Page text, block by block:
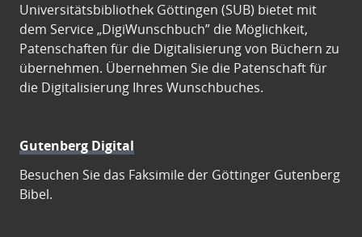
Universitätsbibliothek Göttingen (SUB) bietet mit
dem Service „DigiWunschbuch” die Möglichkeit,
Patenschaften für die Digitalisierung von Büchern zu
übernehmen. Übernehmen Sie die Patenschaft für
die Digitalisierung Ihres Wunschbuches.
Gutenberg Digital
Besuchen Sie das Faksimile der Göttinger Gutenberg
Bibel.